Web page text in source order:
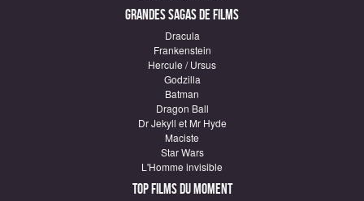
Grandes sagas de Films
Dracula
Frankenstein
Hercule / Ursus
Godzilla
Batman
Dragon Ball
Dr Jekyll et Mr Hyde
Maciste
Star Wars
L'Homme invisible
Top Films du moment